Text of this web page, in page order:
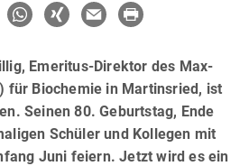
Emeritus-Direktor des Max-
für Biochemie in Martinsried, ist
Seinen 80. Geburtstag, Ende
Schüler und Kollegen mit
Juni feiern. Jetzt wird es ein